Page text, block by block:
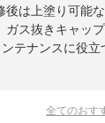
後は上塗り可能
ガス抜きキャッ
テナンスに役立
全てのおす